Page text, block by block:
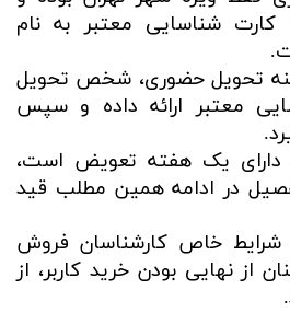
کارت شناسایی معتبر به نام
تحویل حضوری، شخص تحویل
معتبر ارائه داده و سپس
دارای یک هفته تعویض است،
در ادامه همین مطلب قید
شرایط خاص کارشناسان فروش
از نهایی بودن خرید کاربر، از